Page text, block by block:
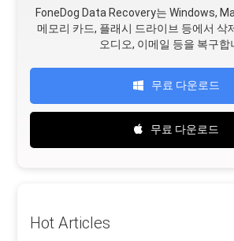
FoneDog Data Recovery는 Windows,
메모리 카드, 플래시 드라이브 등에서 삭
오디오, 이메일 등을 복구합
무료 다운로드
무료 다운로드
Hot Articles